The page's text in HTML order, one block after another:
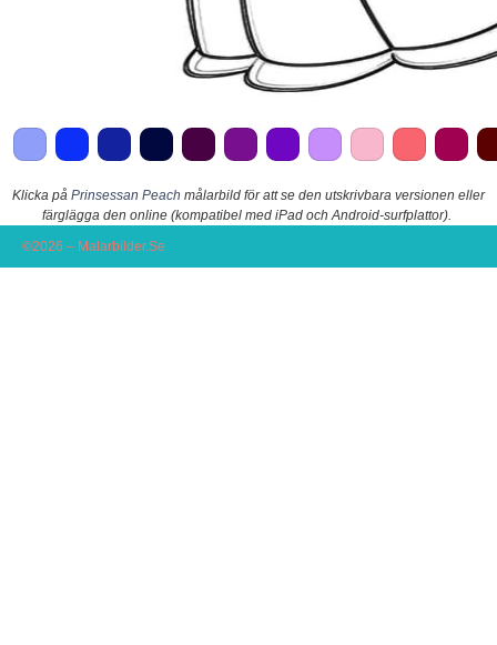
Klicka på Prinsessan Peach målarbild för att se den utskrivbara versionen eller
färglägga den online (kompatibel med iPad och Android-surfplattor).
©2026 – Malarbilder.Se